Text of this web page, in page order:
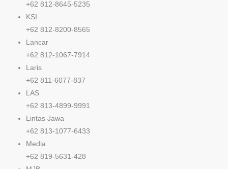
+62 812-8645-5235
KSI
+62 812-8200-8565
Lancar
+62 812-1067-7914
Laris
+62 811-6077-837
LAS
+62 813-4899-9991
Lintas Jawa
+62 813-1077-6433
Media
+62 819-5631-428